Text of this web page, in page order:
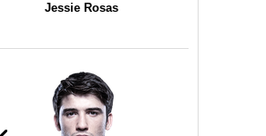
Jessie Rosas